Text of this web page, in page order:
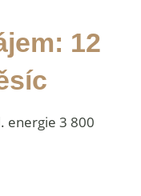
12
energie 3 800